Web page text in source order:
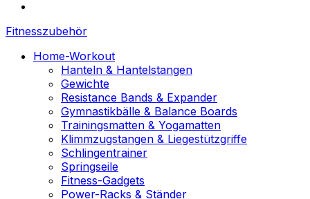
Fitnesszubehör
Home-Workout
Hanteln & Hantelstangen
Gewichte
Resistance Bands & Expander
Gymnastikbälle & Balance Boards
Trainingsmatten & Yogamatten
Klimmzugstangen & Liegestützgriffe
Schlingentrainer
Springseile
Fitness-Gadgets
Power-Racks & Ständer